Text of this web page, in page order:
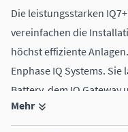
Die leistungsstarken
vereinfachen die
höchst effiziente
Enphase IQ Systems.
Battery, dem IQ Gateway
Überwachung und
Mehr